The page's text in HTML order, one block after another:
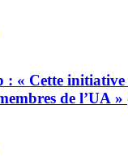
: « Cette initiative
de l’UA